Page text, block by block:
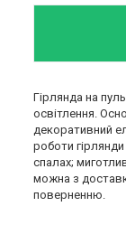
Гірлянда на
освітлення.
декоративний
роботи
спалах;
можна з
поверненню.